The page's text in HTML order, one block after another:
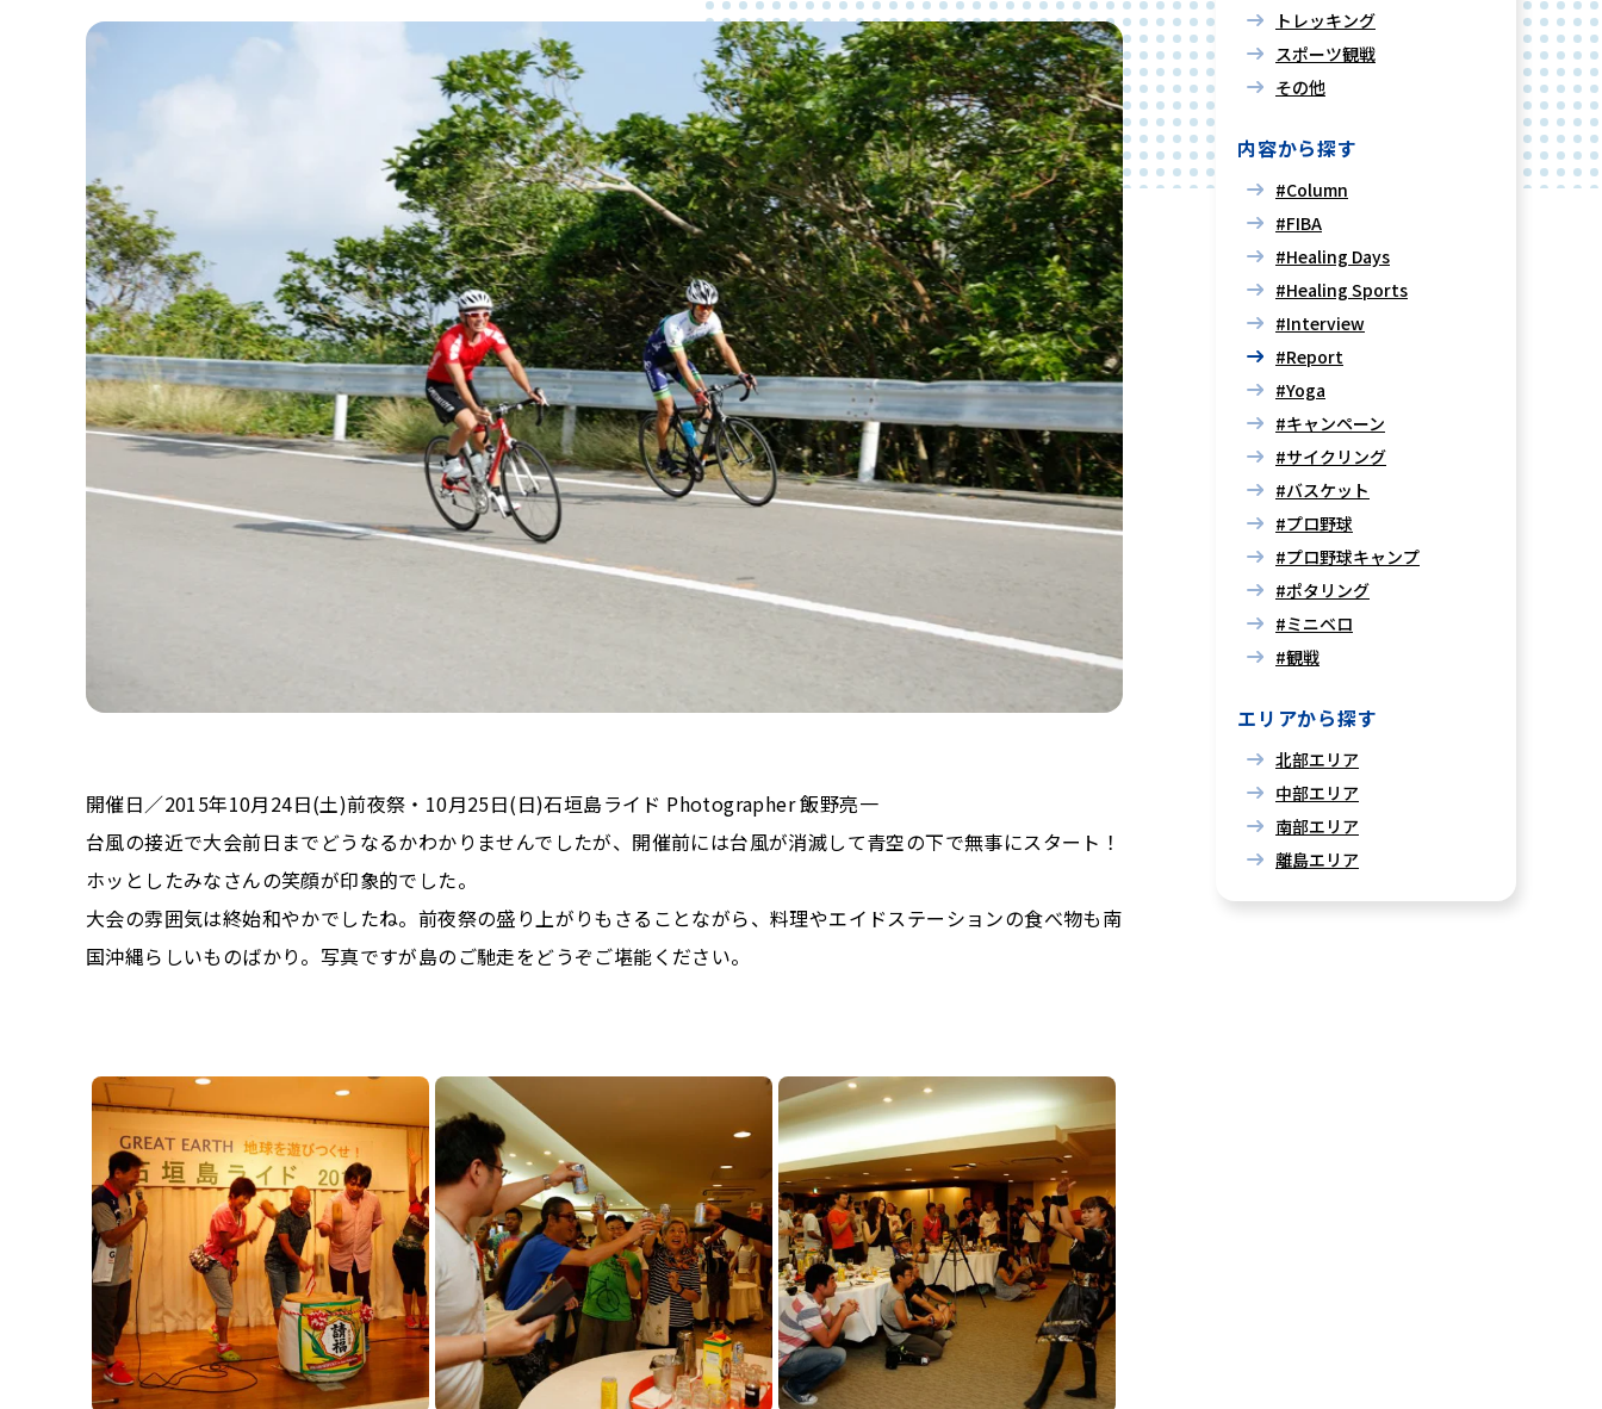
開催日／2015年10月24日(土)前夜祭・10月25日(日)石垣島ライド Photographer 飯野亮一
台風の接近で大会前日までどうなるかわかりませんでしたが、開催前には台風が消滅して青空の下で無事にスタート！
ホッとしたみなさんの笑顔が印象的でした。
大会の雰囲気は終始和やかでしたね。前夜祭の盛り上がりもさることながら、料理やエイドステーションの食べ物も南
国沖縄らしいものばかり。写真ですが島のご馳走をどうぞご堪能ください。
トレッキング
スポーツ観戦
その他
内容から探す
#Column
#FIBA
#Healing Days
#Healing Sports
#Interview
#Report
#Yoga
#キャンペーン
#サイクリング
#バスケット
#プロ野球
#プロ野球キャンプ
#ポタリング
#ミニベロ
#観戦
エリアから探す
北部エリア
中部エリア
南部エリア
離島エリア